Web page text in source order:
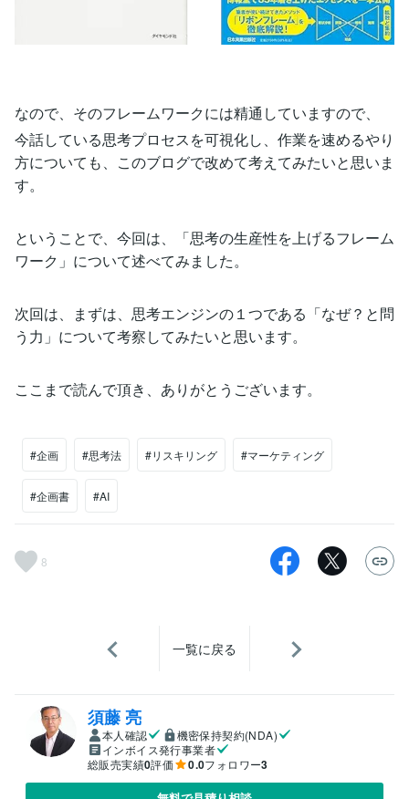
なので、そのフレームワークには精通していますので、
今話している思考プロセスを可視化し、作業を速めるやり
方についても、このブログで改めて考えてみたいと思いま
す。
ということで、今回は、「思考の生産性を上げるフレーム
ワーク」について述べてみました。
次回は、まずは、思考エンジンの１つである「なぜ？と問
う力」について考察してみたいと思います。
ここまで読んで頂き、ありがとうございます。
#企画 #思考法 #リスキリング #マーケティング
#企画書 #AI
8
一覧に戻る
須藤 亮
本人確認
機密保持契約(NDA)
インボイス発行事業者
総販売実績0評価 0.0フォロワー3